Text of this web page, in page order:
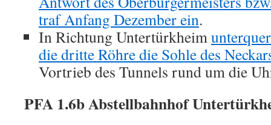
traf Anfang Dezember ein.
In Richtung Untertürkheim
die dritte Röhre die Sohle des
Vortrieb des Tunnels rund um die
PFA 1.6b Abstellbahnhof